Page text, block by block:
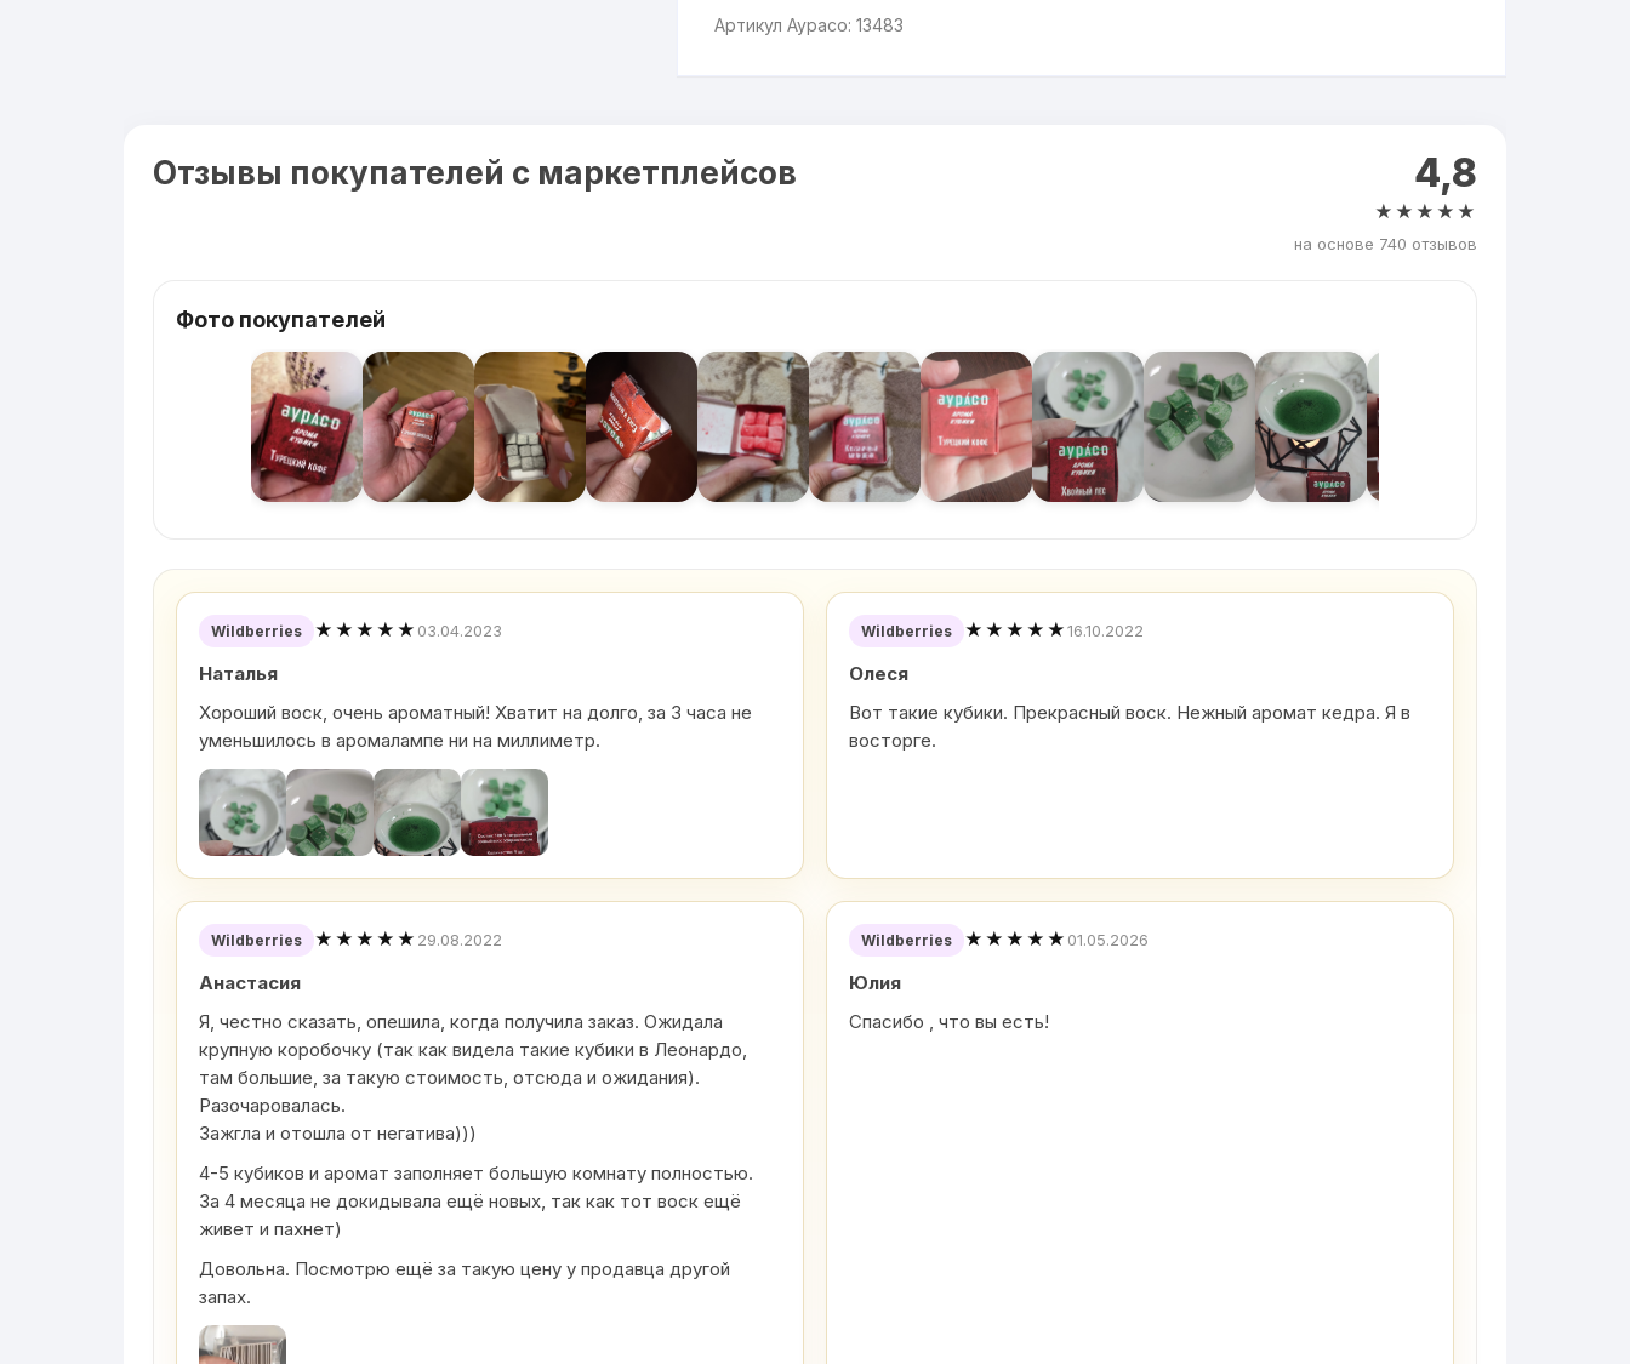
Артикул Аурасо: 13483
Отзывы покупателей с маркетплейсов 4,8
★★★★★
на основе 740 отзывов
Фото покупателей
Wildberries ★★★★★ 03.04.2023
Наталья
Хороший воск, очень ароматный! Хватит на долго, за 3 часа не
уменьшилось в аромалампе ни на миллиметр.
Wildberries ★★★★★16.10.2022
Олеся
Вот такие кубики. Прекрасный воск. Нежный аромат кедра. Я в
восторге.
Wildberries ★★★★★ 29.08.2022
Анастасия
Я, честно сказать, опешила, когда получила заказ. Ожидала
крупную коробочку (так как видела такие кубики в Леонардо,
там большие, за такую стоимость, отсюда и ожидания).
Разочаровалась.
Зажгла и отошла от негатива)))
4-5 кубиков и аромат заполняет большую комнату полностью.
За 4 месяца не докидывала ещё новых, так как тот воск ещё
живет и пахнет)
Довольна. Посмотрю ещё за такую цену у продавца другой
запах.
Wildberries ★★★★★ 01.05.2026
Юлия
Спасибо , что вы есть!